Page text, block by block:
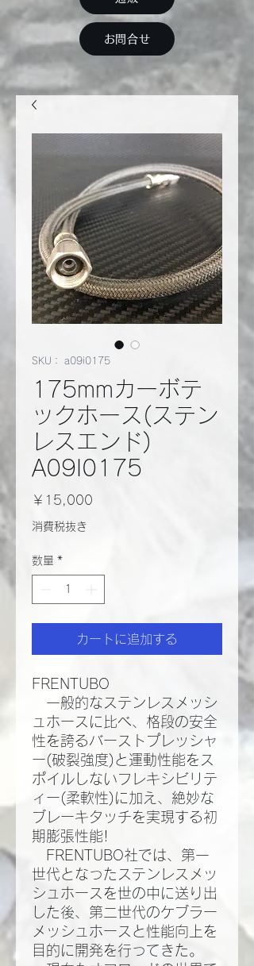
お問合せ
SKU： a09i0175
175mmカーボテ
ックホース(ステン
レスエンド)
A09I0175
￥15,000
消費税抜き
数量 *
カートに追加する
FRENTUBO
一般的なステンレスメッシ
ュホースに比べ、格段の安全
性を誇るバーストプレッシャ
ー(破裂強度)と運動性能をス
ポイルしないフレキシビリテ
ィー(柔軟性)に加え、絶妙な
ブレーキタッチを実現する初
期膨張性能!​
FRENTUBO社では、第一
世代となったステンレスメッ
シュホースを世の中に送り出
した後、第二世代のケブラー
メッシュホースと性能向上を
目的に開発を行ってきた。​